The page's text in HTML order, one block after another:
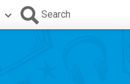
Search